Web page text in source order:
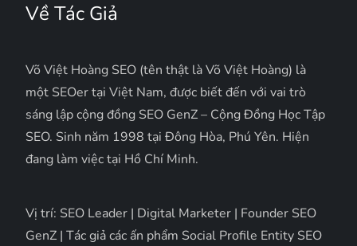
Về Tác Giả
Võ Việt Hoàng SEO (tên thật là Võ Việt Hoàng) là
một SEOer tại Việt Nam, được biết đến với vai trò
sáng lập cộng đồng SEO GenZ – Cộng Đồng Học Tập
SEO. Sinh năm 1998 tại Đông Hòa, Phú Yên. Hiện
đang làm việc tại Hồ Chí Minh.
Vị trí: SEO Leader | Digital Marketer | Founder SEO
GenZ | Tác giả các ấn phẩm Social Profile Entity SEO